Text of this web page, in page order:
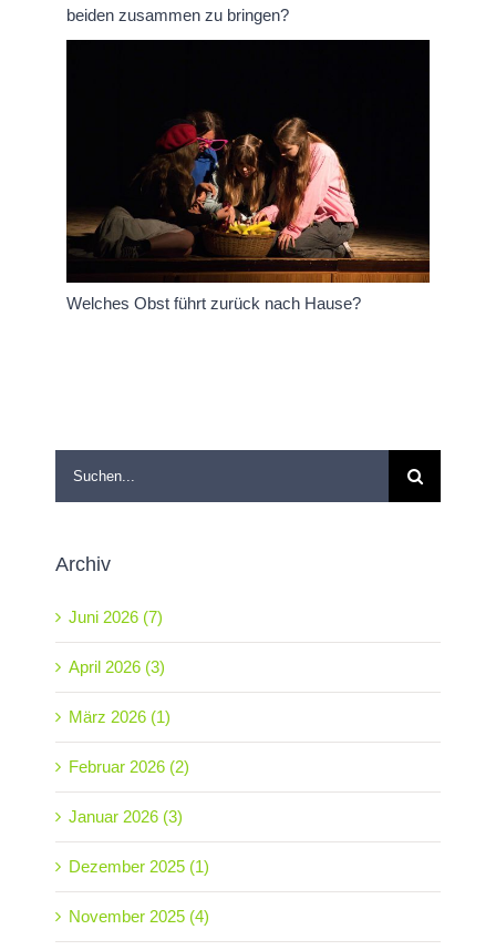
beiden zusammen zu bringen?
Welches Obst führt zurück nach Hause?
Archiv
Juni 2026 (7)
April 2026 (3)
März 2026 (1)
Februar 2026 (2)
Januar 2026 (3)
Dezember 2025 (1)
November 2025 (4)